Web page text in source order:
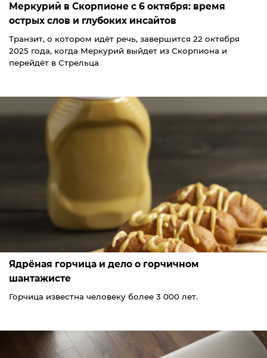
Меркурий в Скорпионе с 6 октября: время
острых слов и глубоких инсайтов
Транзит, о котором идёт речь, завершится 22 октября
2025 года, когда Меркурий выйдет из Скорпиона и
перейдёт в Стрельца
Ядрёная горчица и дело о горчичном
шантажисте
Горчица известна человеку более 3 000 лет.